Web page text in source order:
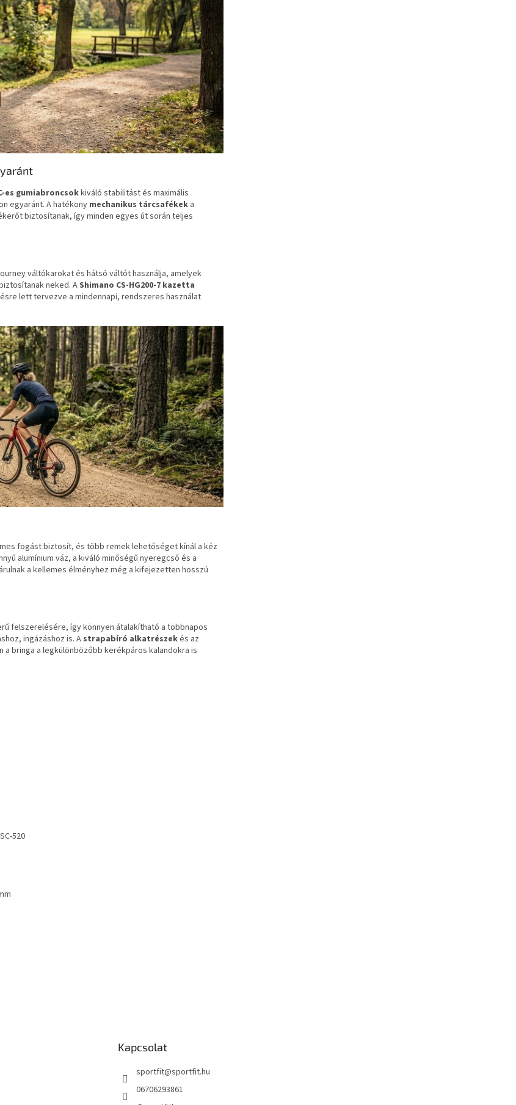
es gumiabroncsokkiváló stabilitást és maximális
egyaránt. A hatékony mechanikus tárcsafékek a
biztosítanak, így minden egyes út során teljes
váltókarokat és hátsó váltót használja, amelyek
neked. AShimano CS-HG200-7 kazetta
lett tervezve a mindennapi, rendszeres használat
fogást biztosít, és több remek lehetőséget kínál a kéz
alumínium váz, a kiváló minőségű nyeregcső és a
a kellemes élményhez még a kifejezetten hosszú
felszerelésére, így könnyen átalakítható a többnapos
ingázáshoz is. A strapabíró alkatrészekés az
bringa a legkülönbözőbb kerékpáros kalandokra is
520
Kapcsolat
sportfit@sportfit.hu
06706293861